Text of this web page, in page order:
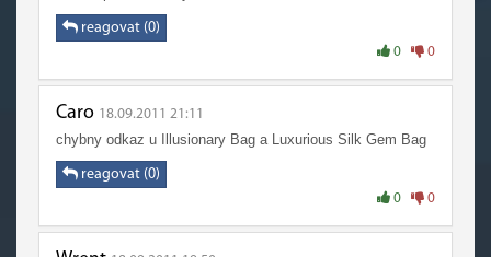
reagovat (0)
0 0
Caro 18.09.2011 21:11
chybny odkaz u Illusionary Bag a Luxurious Silk Gem Bag
reagovat (0)
0 0